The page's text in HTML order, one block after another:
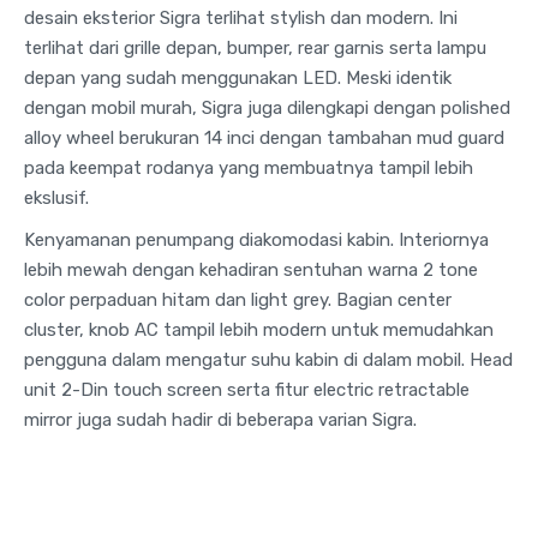
desain eksterior Sigra terlihat stylish dan modern. Ini
terlihat dari grille depan, bumper, rear garnis serta lampu
depan yang sudah menggunakan LED. Meski identik
dengan mobil murah, Sigra juga dilengkapi dengan polished
alloy wheel berukuran 14 inci dengan tambahan mud guard
pada keempat rodanya yang membuatnya tampil lebih
ekslusif.
Kenyamanan penumpang diakomodasi kabin. Interiornya
lebih mewah dengan kehadiran sentuhan warna 2 tone
color perpaduan hitam dan light grey. Bagian center
cluster, knob AC tampil lebih modern untuk memudahkan
pengguna dalam mengatur suhu kabin di dalam mobil. Head
unit 2-Din touch screen serta fitur electric retractable
mirror juga sudah hadir di beberapa varian Sigra.